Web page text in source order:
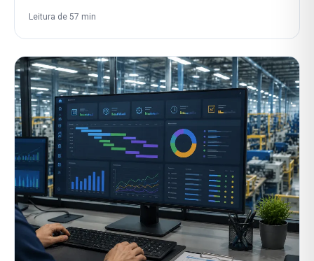
Leitura de 57 min